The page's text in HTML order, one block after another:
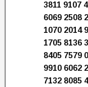
3811 9107
6069 2508
1070 2014
1705 8136
8405 7579
9910 6062
7132 8085